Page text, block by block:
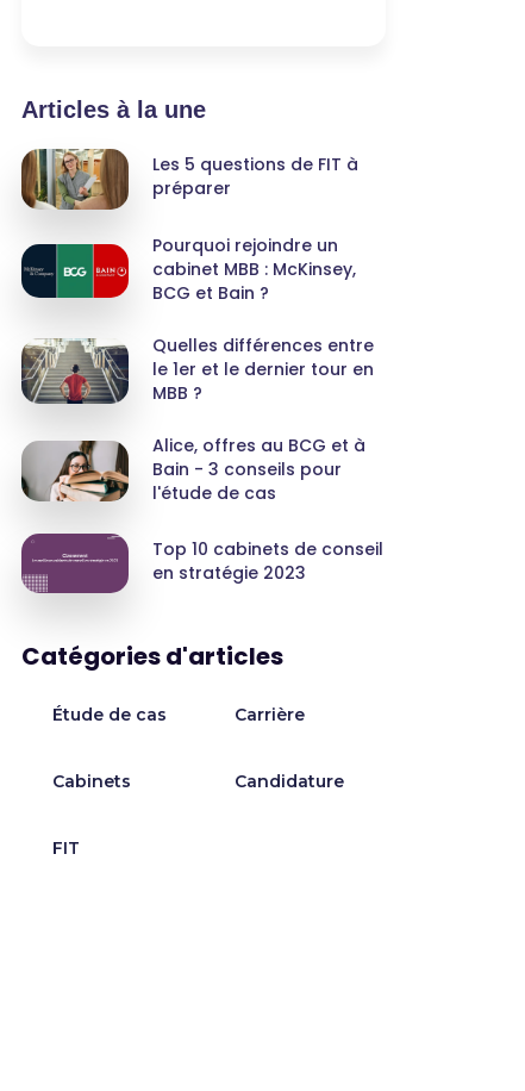
Articles à la une
Les 5 questions de FIT à
préparer
Pourquoi rejoindre un
cabinet MBB : McKinsey,
BCG et Bain ?
Quelles différences entre
le 1er et le dernier tour en
MBB ?
Alice, offres au BCG et à
Bain - 3 conseils pour
l'étude de cas
Top 10 cabinets de conseil
en stratégie 2023
Catégories d'articles
Étude de cas Carrière
Cabinets Candidature
FIT